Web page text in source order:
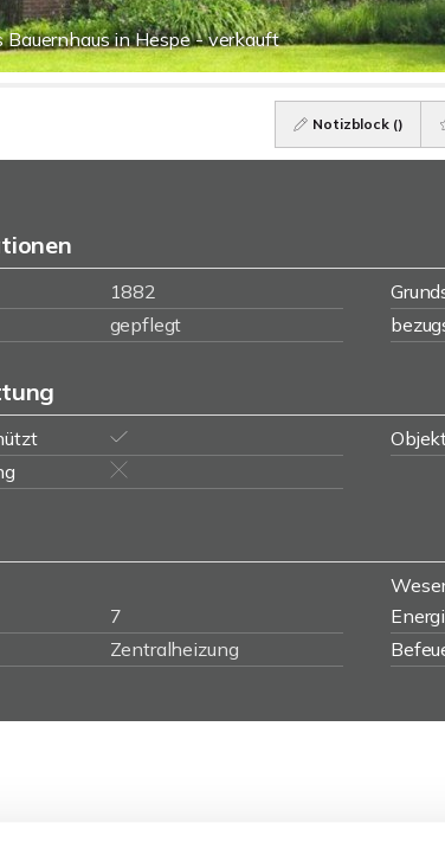
Bauernhaus in Hespe - verkauft
Notizblock ()
1882
gepflegt
7
Zentralheizung